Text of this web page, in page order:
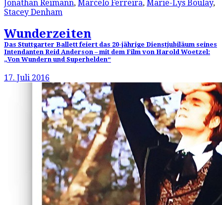
Jonathan Reimann, Marcelo Ferreira, Marie-Lys Boulay,
Stacey Denham
Wunderzeiten
Das Stuttgarter Ballett feiert das 20-jährige Dienstjubiläum seines
Intendanten Reid Anderson – mit dem Film von Harold Woetzel:
„Von Wundern und Superhelden“
17. Juli 2016